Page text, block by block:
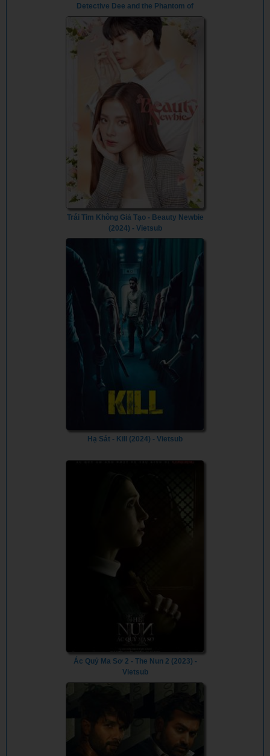
Detective Dee and the Phantom of
Waning Moon (2024) - Vietsub
Trái Tim Không Giả Tạo - Beauty Newbie
(2024) - Vietsub
Hạ Sát - Kill (2024) - Vietsub
Ác Quỷ Ma Sơ 2 - The Nun 2 (2023) -
Vietsub